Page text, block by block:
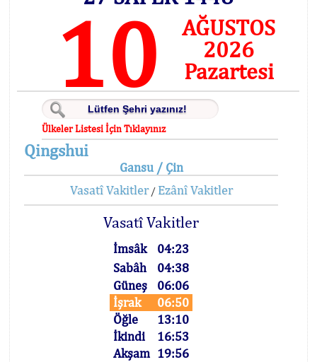
10
AĞUSTOS
2026
Pazartesi
Ülkeler Listesi İçin Tıklayınız
Qingshui
Gansu / Çin
Vasatî Vakitler/ Ezânî Vakitler
Vasatî Vakitler
İmsâk
04:23
Sabâh
04:38
Güneş
06:06
İşrak
06:50
Öğle
13:10
İkindi
16:53
Akşam 19:56